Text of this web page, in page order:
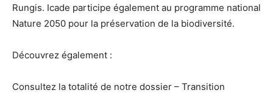
Rungis. Icade participe également au programme national
Nature 2050 pour la préservation de la biodiversité.
Découvrez également :
Consultez la totalité de notre dossier – Transition